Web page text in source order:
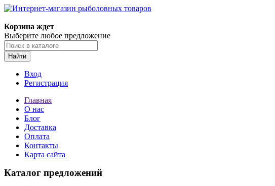
Корзина ждет
Выберите любое предложение
Найти
Вход
Регистрация
Главная
О нас
Блог
Доставка
Оплата
Контакты
Карта сайта
Каталог предложений